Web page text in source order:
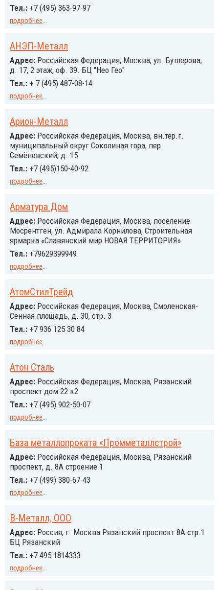
Тел.: +7 (495) 363-97-97
подробнее...
АНЭП-Металл
Адрес: Российcкая Федерация, Москва, ул. Бутлерова,
д. 17, 2 этаж, оф. 39. БЦ "Нео Гео"
Тел.: + 7 (495) 487-08-14
подробнее...
Арион-Металл
Адрес: Российcкая Федерация, Москва, вн.тер.г.
муниципальный округ Соколиная гора, пер.
Семёновский, д. 15
Тел.: +7 (495)150-40-92
подробнее...
Арматура Дом
Адрес: Российcкая Федерация, Москва, поселение
Мосрентген, ул. Адмирала Корнилова, Строительная
ярмарка «Славянский мир НОВАЯ ТЕРРИТОРИЯ»
Тел.: +79629399949
подробнее...
АтомСтилТрейд
Адрес: Российcкая Федерация, Москва, Смоленская-
Сенная площадь, д. 30, стр. 3
Тел.: +7 936 125 30 84
подробнее...
Атон Сталь
Адрес: Российcкая Федерация, Москва, Рязанский
проспект дом 22 к2
Тел.: +7 (495) 902-50-07
подробнее...
База металлопроката «Промметаллстрой»
Адрес: Российcкая Федерация, Москва, Рязанский
проспект, д. 8А строение 1
Тел.: +7 (499) 380-67-43
подробнее...
В-Металл, ООО
Адрес: Россия, г. Москва Рязанский проспект 8А стр.1
БЦ Рязанский
Тел.: +7 495 1814333
подробнее...